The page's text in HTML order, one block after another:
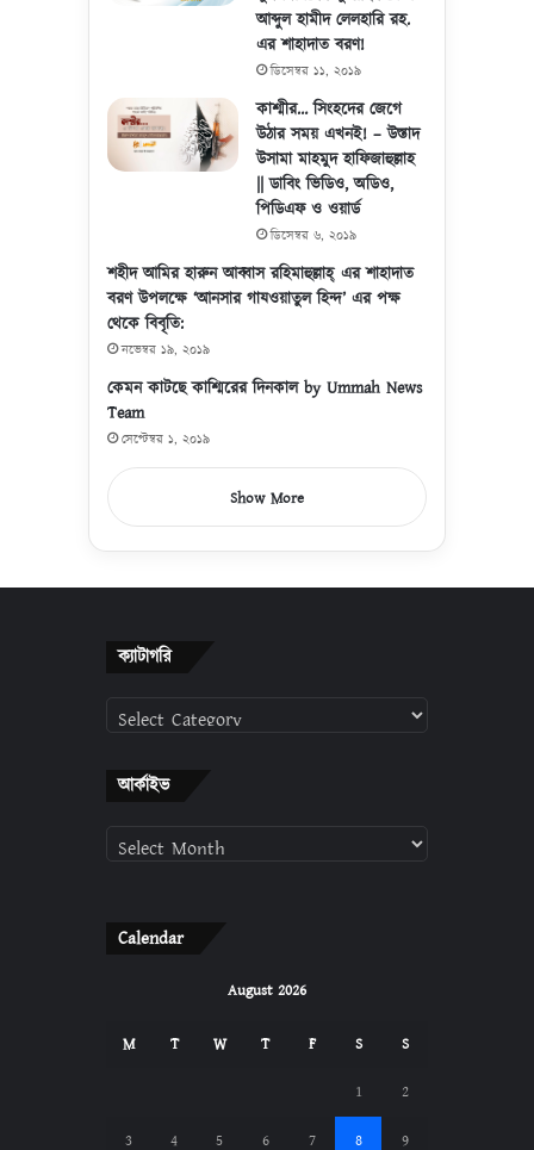
আব্দুল হামীদ লেলহারি রহ.
এর শাহাদাত বরণ!
ডিসেম্বর ১১, ২০১৯
কাশ্মীর… সিংহদের জেগে
উঠার সময় এখনই! – উস্তাদ
উসামা মাহমুদ হাফিজাহুল্লাহ
|| ডাবিং ভিডিও, অডিও,
পিডিএফ ও ওয়ার্ড
ডিসেম্বর ৬, ২০১৯
শহীদ আমির হারুন আব্বাস রহিমাহুল্লাহ্ এর শাহাদাত
বরণ উপলক্ষে ‘আনসার গাযওয়াতুল হিন্দ’ এর পক্ষ
থেকে বিবৃতি:
নভেম্বর ১৯, ২০১৯
কেমন কাটছে কাশ্মিরের দিনকাল by Ummah News
Team
সেপ্টেম্বর ১, ২০১৯
Show More
ক্যাটাগরি
ক্যাটাগরি
আর্কাইভ
Calendar
August 2026
M T W T F S S
1 2
3 4 5 6 7 8 9